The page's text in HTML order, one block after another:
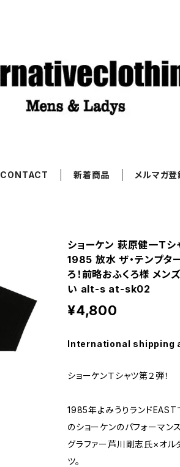
CONTACT 新着商品 メルマガ登
ショーケン 萩原健一Ｔ
1985 放水 ザ・テンプタ
ろ！前略おふくろ様 メン
い alt-s at-sk02
¥4,800
International shipping
ショーケンＴシャツ第２弾！
1985年よみうりランドEAST
のショーケンのパフォーマン
グラファー芦川剛志氏×オル
ツ。